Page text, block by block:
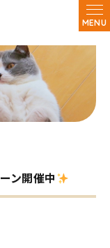
MENU
ン開催中